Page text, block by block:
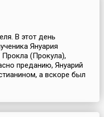
В этот день
Януария
(Прокула),
преданию, Януарий
а вскоре был